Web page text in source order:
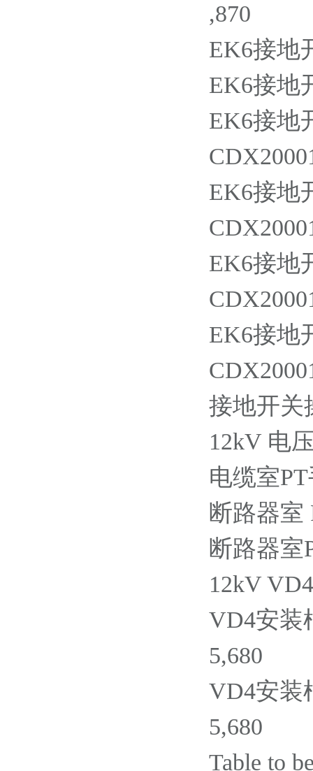
,870
EK6接地
EK6接地
EK6接地
EK6接地
EK6接地
EK6接地
接地开关
12kV 电
电缆室PT
断路器室
断路器室
12kV
VD4安装
5,680
VD4安装
5,680
Table to